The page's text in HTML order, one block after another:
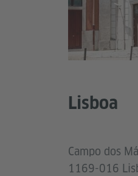
Lisboa
Campo dos
1169-016